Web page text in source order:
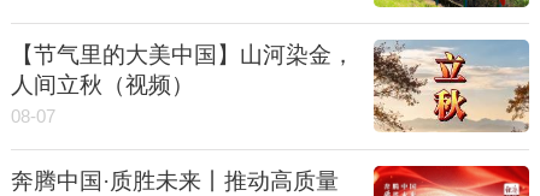
【节气里的大美中国】山河染金，
人间立秋（视频）
08-07
奔腾中国·质胜未来丨推动高质量